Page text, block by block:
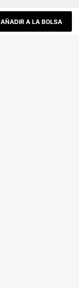
AÑADIR A LA BOLSA